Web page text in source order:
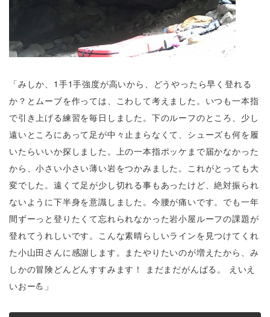
「みしか、1手1手強度が高いから、どうやったら早く登れる
か？とムーブを作っては、こわして考えました。いつも一本指
で引き上げる練習を毎日しました。下のルーフのところ、少し
遠いところにあって足が中々止まらなくて、シューズも何を履
いたらいいか探しました。上の一本指ポッケまで届かなかった
から、小さい小さい薄い岩をつかみました。これがとっても大
変でした。遠くて足が少し切れる事もあったけど、絶対振られ
ないように下半身を意識しました。今腰が痛いです。でも一年
間ずーっと登りたくて忘れられなかった岩小屋ルーフの課題が
登れてうれしいです。こんな素晴らしいラインを見つけてくれ
た小山田さんに感謝します。またやりたいのが増えたから、み
しかの冒険どんどんすすみます！ まだまだがんばる。 えいえ
いおー💪」